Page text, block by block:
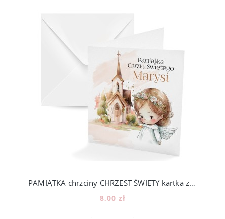
PAMIĄTKA chrzciny CHRZEST ŚWIĘTY kartka z życzeniami 200_1
8,00 zł